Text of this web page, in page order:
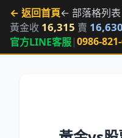
← 返回首頁← 部落格列表
黃金收 16,315 賣 16,630
官方LINE客服|0986-